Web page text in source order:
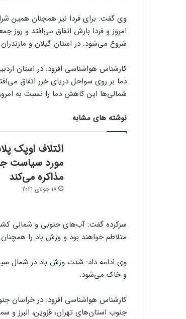
وی گفت: برای فردا نیز همچنان همین
امروز و فردا بارش اتفاق می‌افتد و
شروع می‌شود. در استان گیلان و
کارشناس هواشناسی افزود: در استان
شمالی‌ها این کاهش دما را نسبت به
نوشته های مشابه
ائتلاف اوپک
مورد سیاست
مذاکره می‌کند
18 جولای 2021
سرکرده گفت: آب‌های جنوبی و شمالی
متلاطم خواهند بود و وزش باد را
وی ادامه داد: شدت وزش باد در شمال
و خاک می‌شود.
کارشناس هواشناسی افزود: در خراسان
جنوب استان‌های تهران، قزوین، البرز و